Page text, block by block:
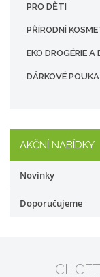
PRO DĚTI
PŘÍRODNÍ
EKO DROGÉRIE
DÁRKOVÉ
AKČNÍ NABÍDKY
Novinky
Doporučujeme